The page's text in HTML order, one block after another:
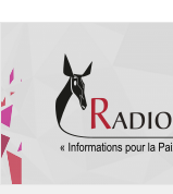
contenu
principal